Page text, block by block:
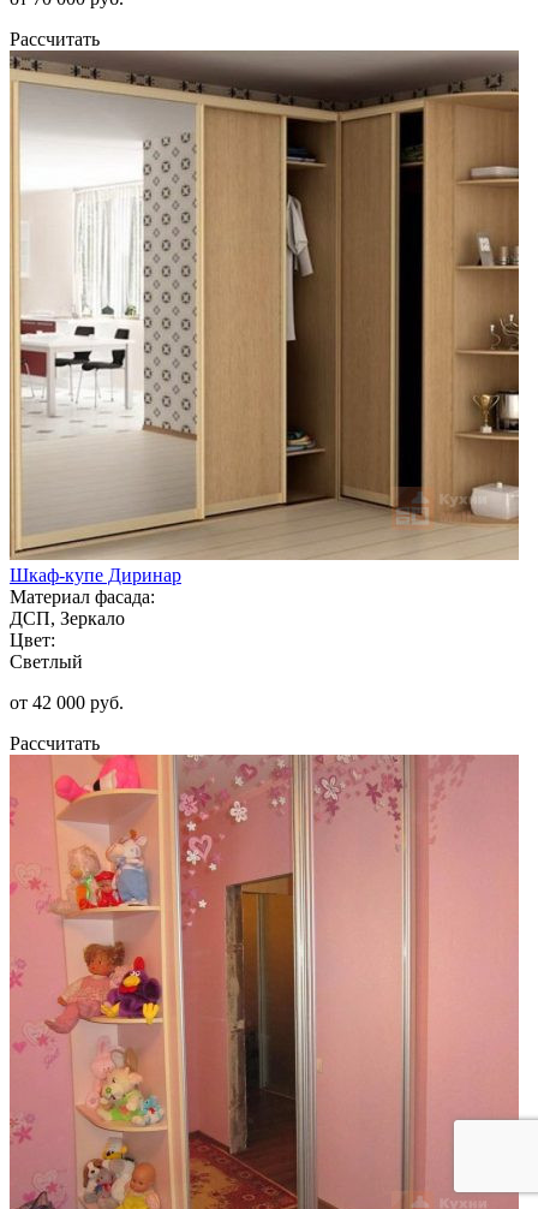
Рассчитать
Шкаф-купе Диринар
Материал фасада:
ДСП, Зеркало
Цвет:
Светлый
от 42 000 руб.
Рассчитать